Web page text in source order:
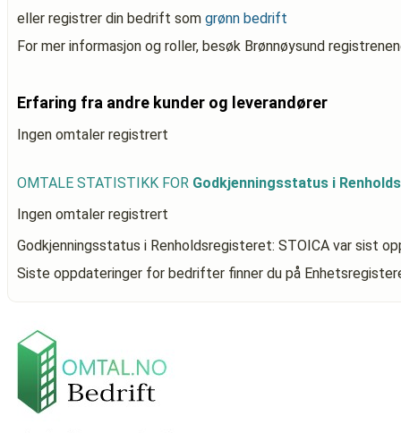
eller registrer din bedrift som grønn bedrift
For mer informasjon og roller, besøk Brønnøysund
Erfaring fra andre kunder og leverandører
Ingen omtaler registrert
OMTALE STATISTIKK FOR Godkjenningsstatus i
Ingen omtaler registrert
Godkjenningsstatus i Renholdsregisteret: STOICA var sist
Siste oppdateringer for bedrifter finner du på